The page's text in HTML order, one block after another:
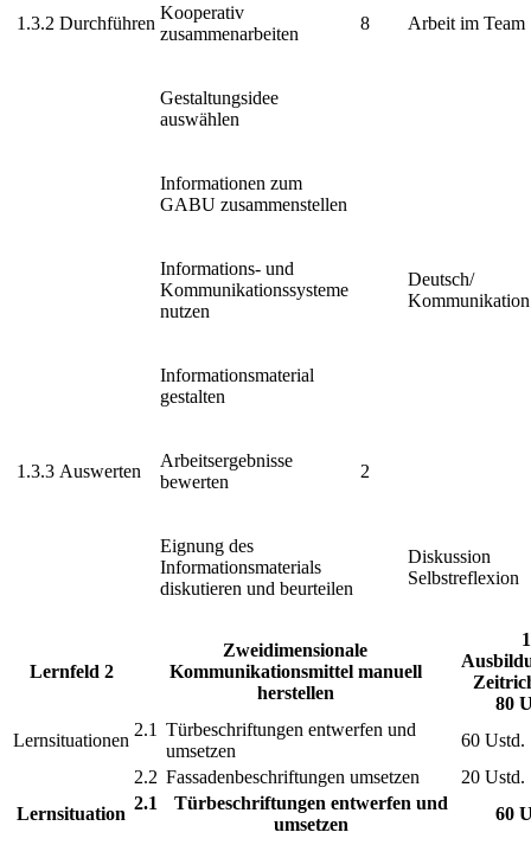
1.3.2 Durchführen
Kooperativ
zusammenarbeiten
8 Arbeit im Team
Gestaltungsidee
auswählen
Informationen zum
GABU zusammenstellen
Informations- und
Kommunikationssysteme
nutzen
Deutsch/
Kommunikation
Informationsmaterial
gestalten
1.3.3 Auswerten
Arbeitsergebnisse
bewerten
2
Eignung des
Informationsmaterials
diskutieren und beurteilen
Diskussion
Selbstreflexion
Lernfeld 2
Zweidimensionale
Kommunikationsmittel manuell
herstellen
80
Lernsituationen
2.1 Türbeschriftungen entwerfen und
umsetzen
60 Ustd.
2.2 Fassadenbeschriftungen umsetzen
20 Ustd.
Lernsituation
2.1
Türbeschriftungen entwerfen und
umsetzen
60